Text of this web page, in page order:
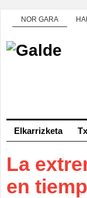
NOR GARA
Elkarrizketa
La
en